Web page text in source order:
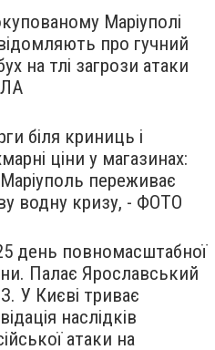
Маріуполі
про гучний
на тлі загрози атаки
біля криниць і
ціни у магазинах:
переживає
водну кризу, - ФОТО
день повномасштабної
Палає Ярославський
У Києві триває
наслідків
атаки на